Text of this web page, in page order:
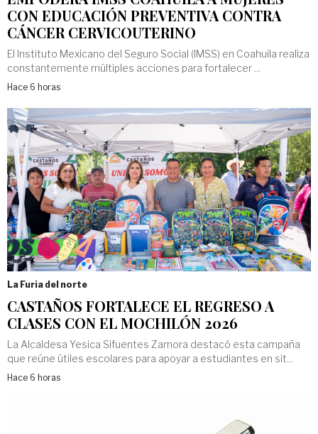
CON EDUCACIÓN PREVENTIVA CONTRA
CÁNCER CERVICOUTERINO
El Instituto Mexicano del Seguro Social (IMSS) en Coahuila realiza
constantemente múltiples acciones para fortalecer ...
Hace 6 horas
La Furia del norte
CASTAÑOS FORTALECE EL REGRESO A
CLASES CON EL MOCHILÓN 2026
La Alcaldesa Yesica Sifuentes Zamora destacó esta campaña
que reúne útiles escolares para apoyar a estudiantes en sit...
Hace 6 horas